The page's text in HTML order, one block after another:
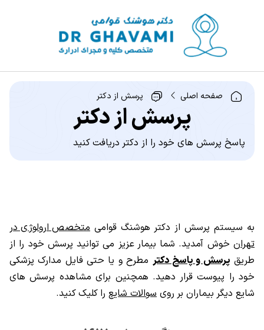
صفحه اصلی پرسش از دکتر
پرسش از دکتر
پاسخ پرسش های خود را از دکتر دریافت کنید
به سیستم پرسش از دکتر هوشنگ قوامی متخصص ارولوژی در
تهران خوش آمدید. شما بیمار عزیز می توانید پرسش خود را از
طریق پرسش و پاسخ دکتر مطرح و یا حتی فایل مدارک پزشکی
خود را پیوست قرار دهید. همچنین برای مشاهده پرسش های
شایع دیگر بیماران بر روی سوالات شایع را کلیک کنید.